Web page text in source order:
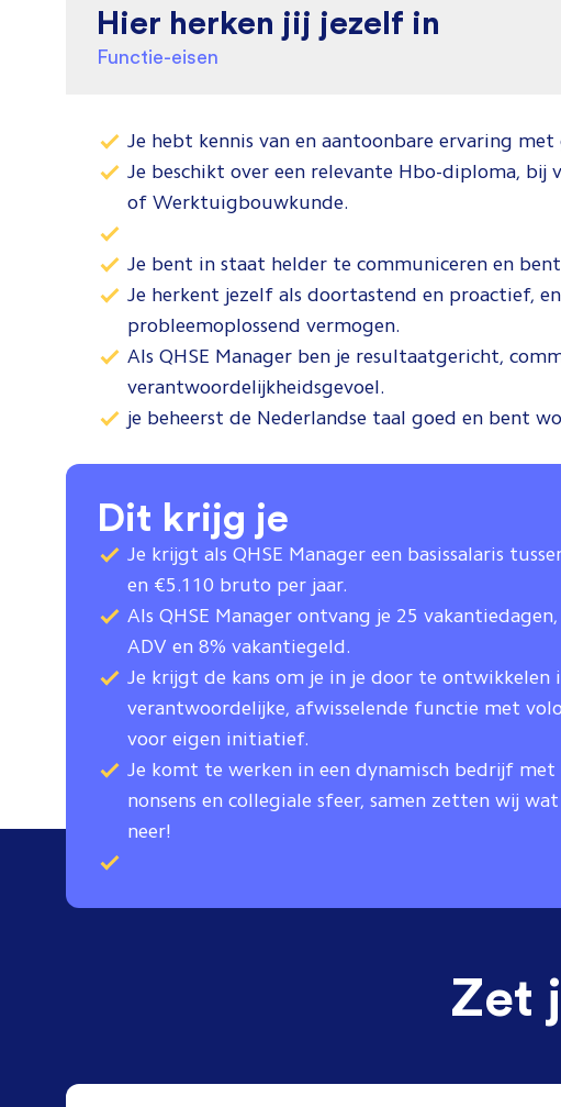
Hier herken jij jezelf in
Functie-eisen
Je hebt kennis van en aantoonbare ervaring
Je beschikt over een relevante Hbo-diploma, bij
of Werktuigbouwkunde.
Je bent in staat helder te communiceren en
Je herkent jezelf als doortastend en proactief,
probleemoplossend vermogen.
Als QHSE Manager ben je resultaatgericht,
verantwoordelijkheidsgevoel.
je beheerst de Nederlandse taal goed en bent
Dit krijg je
Je krijgt als QHSE Manager een basissalaris
en €5.110 bruto per jaar.
Als QHSE Manager ontvang je 25
ADV en 8% vakantiegeld.
Je krijgt de kans om je in je door te ontwikkelen
verantwoordelijke, afwisselende functie met
voor eigen initiatief.
Je komt te werken in een dynamisch bedrijf met
nonsens en collegiale sfeer, samen zetten wij
neer!
Zet